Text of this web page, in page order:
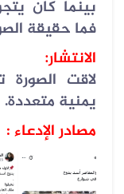
بينما كان
فما حقيقة
الانتشار:
لاقت
يمنية متعددة.
مصادر الإدعاء :